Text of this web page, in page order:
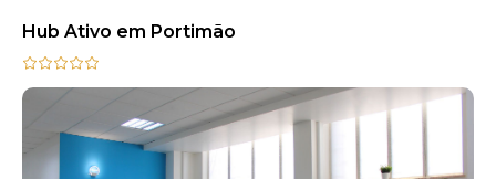
Hub Ativo em Portimão